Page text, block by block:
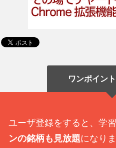
ワンポイン
ユーザ登録をすると、学習
ンの銘柄も見放題になり